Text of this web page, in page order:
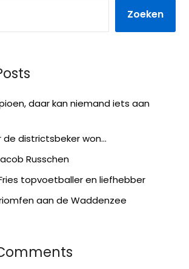
Zoeken
daar kan niemand iets aan
de districtsbeker won…
Russchen
topvoetballer en liefhebber
aan de Waddenzee